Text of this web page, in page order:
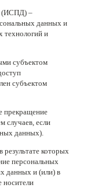
(ИСПД) –
данных и
и
субъектом
субъектом
прекращение
случаев, если
данных).
которых
персональных
данных и (или) в
носители